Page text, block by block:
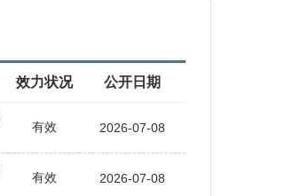
效力状况 公开日期
有效 2026-07-08
有效 2026-07-08